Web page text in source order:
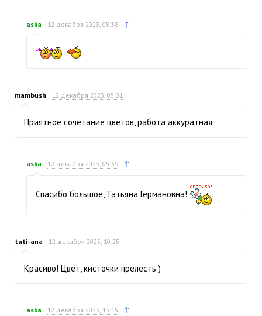
aska 12 декабря 2023, 05:38 ↑
mambush 12 декабря 2023, 05:01
Приятное сочетание цветов, работа аккуратная.
aska 12 декабря 2023, 05:39 ↑
Спасибо большое, Татьяна Германовна!
tati-ana 12 декабря 2023, 10:25
Красиво! Цвет, кисточки прелесть )
aska 12 декабря 2023, 13:19 ↑